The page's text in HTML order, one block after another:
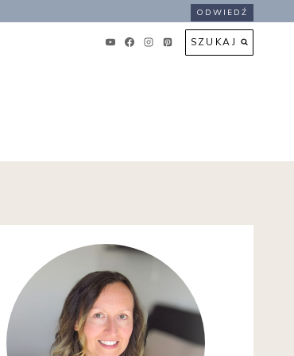
ODWIEDŹ
SZUKAJ